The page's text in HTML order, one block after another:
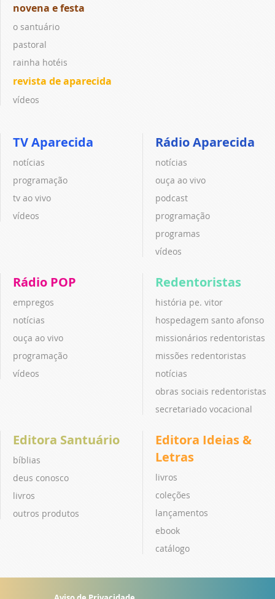
novena e festa
o santuário
pastoral
rainha hotéis
revista de aparecida
vídeos
TV Aparecida
notícias
programação
tv ao vivo
vídeos
Rádio Aparecida
notícias
ouça ao vivo
podcast
programação
programas
vídeos
Rádio POP
empregos
notícias
ouça ao vivo
programação
vídeos
Redentoristas
história pe. vitor
hospedagem santo afonso
missionários redentoristas
missões redentoristas
notícias
obras sociais redentoristas
secretariado vocacional
Editora Santuário
bíblias
deus conosco
livros
outros produtos
Editora Ideias &
Letras
livros
coleções
lançamentos
ebook
catálogo